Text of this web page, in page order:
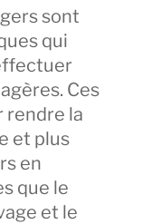
sont
qui
Ces
rendre la
et plus
en
que le
et le